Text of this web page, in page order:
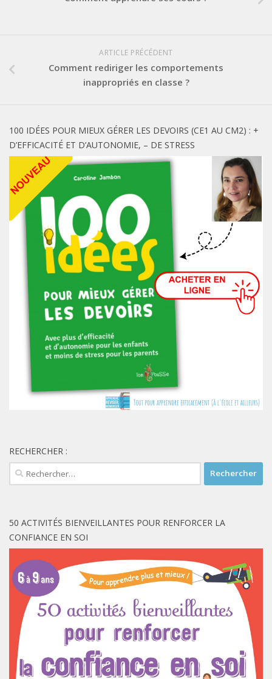
ARTICLE PRÉCÉDENT
Comment rediriger les comportements
inappropriés en classe ?
100 IDÉES POUR MIEUX GÉRER LES DEVOIRS (CE1 AU CM2) : +
D’EFFICACITÉ ET D’AUTONOMIE, – DE STRESS
RECHERCHER :
Rechercher :
50 ACTIVITÉS BIENVEILLANTES POUR RENFORCER LA
CONFIANCE EN SOI